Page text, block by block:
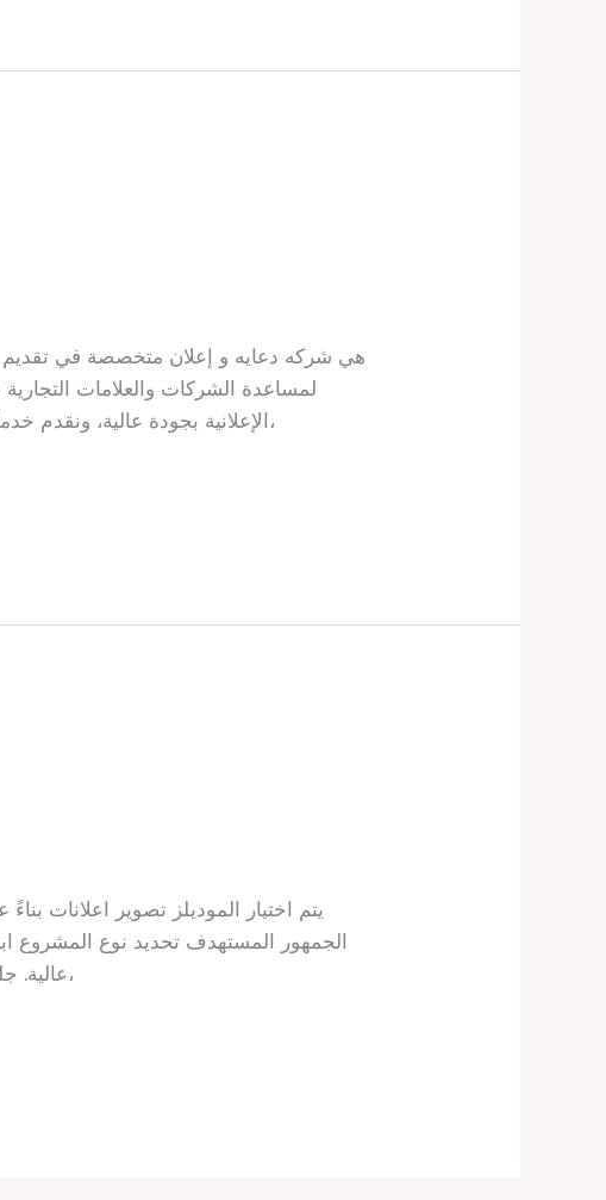
لمساعدة الشركات والعلامات
الإعلانية بجودة عالية، ونقدم خدمات متكاملة تشمل الهوية البصرية، الإعلانات الرقمية والمطبوعة، التسويق عبر منصات التواصل،
يتم اختيار الموديلز تصوير اعلانات
الجمهور المستهدف تحديد نوع المشروع
عالية. جلسة تصوير لمنتج: الموديل يجب أن يكون قادرًا على إظهار المنتج بطريقة جاذبة (ملابس، مكياج،